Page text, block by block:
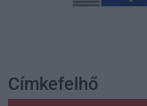
Címkefelhő